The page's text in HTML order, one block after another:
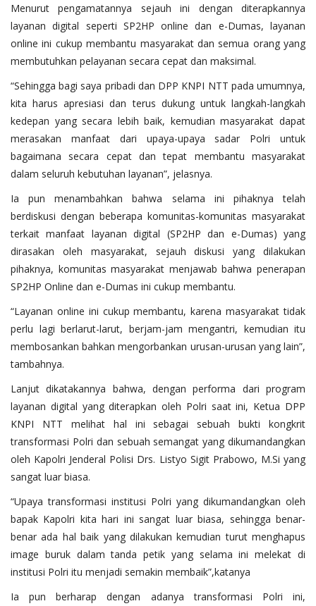
Menurut pengamatannya sejauh ini dengan diterapkannya
layanan digital seperti SP2HP online dan e-Dumas, layanan
online ini cukup membantu masyarakat dan semua orang yang
membutuhkan pelayanan secara cepat dan maksimal.
“Sehingga bagi saya pribadi dan DPP KNPI NTT pada umumnya,
kita harus apresiasi dan terus dukung untuk langkah-langkah
kedepan yang secara lebih baik, kemudian masyarakat dapat
merasakan manfaat dari upaya-upaya sadar Polri untuk
bagaimana secara cepat dan tepat membantu masyarakat
dalam seluruh kebutuhan layanan”, jelasnya.
Ia pun menambahkan bahwa selama ini pihaknya telah
berdiskusi dengan beberapa komunitas-komunitas masyarakat
terkait manfaat layanan digital (SP2HP dan e-Dumas) yang
dirasakan oleh masyarakat, sejauh diskusi yang dilakukan
pihaknya, komunitas masyarakat menjawab bahwa penerapan
SP2HP Online dan e-Dumas ini cukup membantu.
“Layanan online ini cukup membantu, karena masyarakat tidak
perlu lagi berlarut-larut, berjam-jam mengantri, kemudian itu
membosankan bahkan mengorbankan urusan-urusan yang lain”,
tambahnya.
Lanjut dikatakannya bahwa, dengan performa dari program
layanan digital yang diterapkan oleh Polri saat ini, Ketua DPP
KNPI NTT melihat hal ini sebagai sebuah bukti kongkrit
transformasi Polri dan sebuah semangat yang dikumandangkan
oleh Kapolri Jenderal Polisi Drs. Listyo Sigit Prabowo, M.Si yang
sangat luar biasa.
“Upaya transformasi institusi Polri yang dikumandangkan oleh
bapak Kapolri kita hari ini sangat luar biasa, sehingga benar-
benar ada hal baik yang dilakukan kemudian turut menghapus
image buruk dalam tanda petik yang selama ini melekat di
institusi Polri itu menjadi semakin membaik”,katanya
Ia pun berharap dengan adanya transformasi Polri ini,